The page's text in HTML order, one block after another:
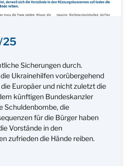
25
Sicherungen durch.
Ukrainehilfen vorübergehend
Europäer und nicht zuletzt die
künftigen Bundeskanzler
Schuldenbombe, die
für die Bürger haben
Vorstände in den
zufrieden die Hände reiben.